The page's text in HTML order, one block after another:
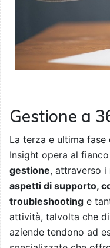
Gestione a
La terza e ultima
Insight opera al
gestione, attraverso i
aspetti di supporto,
troubleshooting e
attività, talvolta che
aziende tendono ad